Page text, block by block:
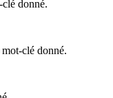
donné.
clé donné.